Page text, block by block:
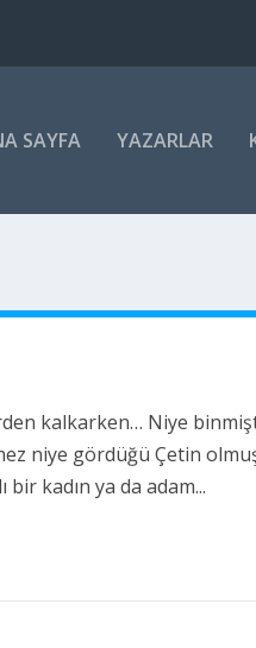
SAYFA YAZARLAR
kalkarken… Niye
niye gördüğü Çetin
kadın ya da adam...